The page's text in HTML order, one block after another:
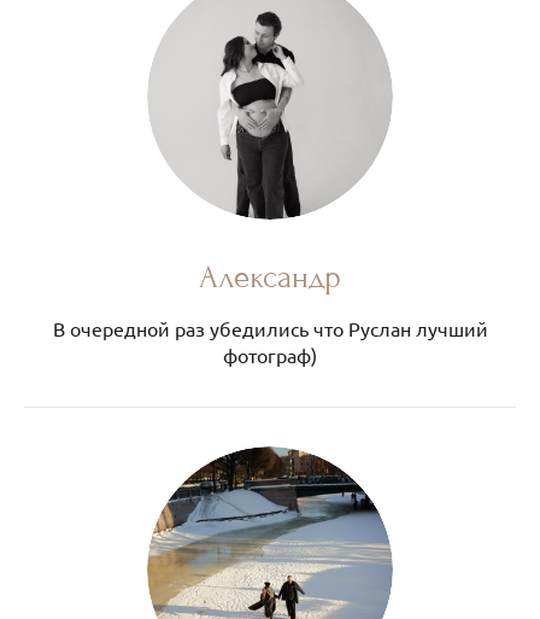
Александр
В очередной раз убедились что Руслан лучший
фотограф)